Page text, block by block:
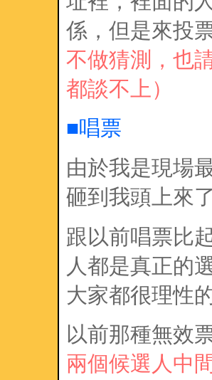
係，但是來投
不做猜測，也
都談不上）
■唱票
由於我是現場
砸到我頭上來了
跟以前唱票比
人都是真正的
大家都很理性
以前那種無效
兩個候選人中